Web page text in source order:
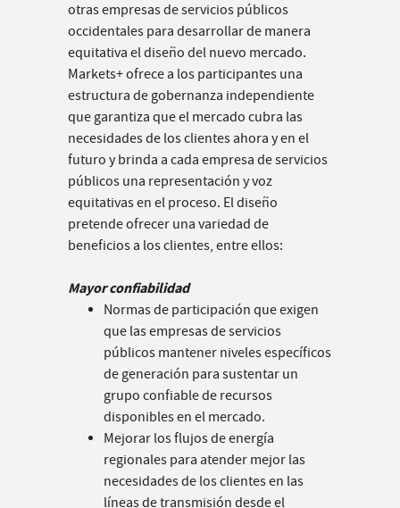
otras empresas de servicios públicos
occidentales para desarrollar de manera
equitativa el diseño del nuevo mercado.
Markets+ ofrece a los participantes una
estructura de gobernanza independiente
que garantiza que el mercado cubra las
necesidades de los clientes ahora y en el
futuro y brinda a cada empresa de servicios
públicos una representación y voz
equitativas en el proceso. El diseño
pretende ofrecer una variedad de
beneficios a los clientes, entre ellos:
Mayor confiabilidad
Normas de participación que exigen
que las empresas de servicios
públicos mantener niveles específicos
de generación para sustentar un
grupo confiable de recursos
disponibles en el mercado.
Mejorar los flujos de energía
regionales para atender mejor las
necesidades de los clientes en las
líneas de transmisión desde el